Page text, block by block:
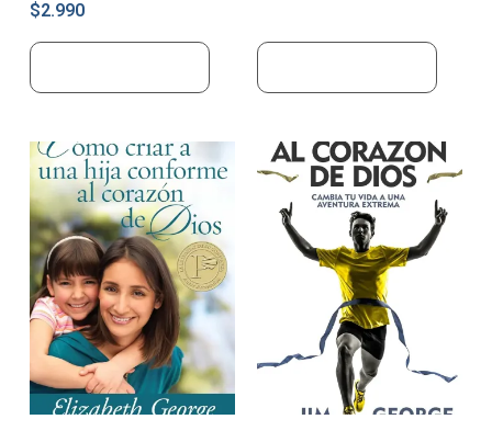
$2.990